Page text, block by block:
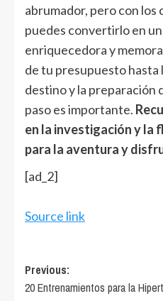
abrumador, pero con los
puedes convertirlo en
enriquecedora y
de tu presupuesto hasta
destino y la preparación
paso es importante.
en la investigación y la
para la aventura y
[ad_2]
Source link
Post
navigation
Previous:
20 Entrenamientos para la